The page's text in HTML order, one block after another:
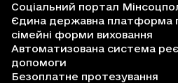
Соціальний портал
Єдина державна платформа
сімейні форми виховання
Автоматизована система
допомоги
Безоплатне протезування